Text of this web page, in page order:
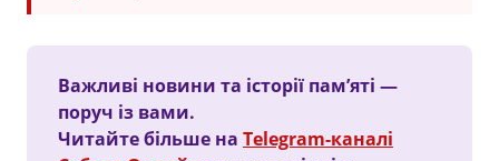
Важливі новини та історії пам’яті —
поруч із вами.
Читайте більше на Telegram-каналі